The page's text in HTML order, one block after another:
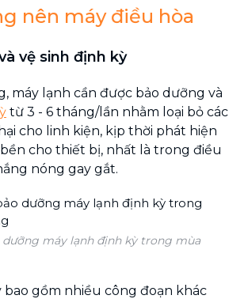
nên máy điều hòa
vệ sinh định kỳ
máy lạnh cần được bảo dưỡng và
từ 3 - 6 tháng/lần nhằm loại bỏ các
cho linh kiện, kịp thời phát hiện
bền cho thiết bị, nhất là trong điều
nóng gay gắt.
dưỡng máy lạnh định kỳ trong mùa
gồm nhiều công đoạn khác